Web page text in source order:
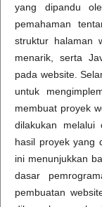
yang dipandu
pemahaman
struktur halaman
menarik, serta
pada website.
untuk
membuat proyek
dilakukan melalui
hasil proyek yang
ini menunjukkan
dasar
pembuatan